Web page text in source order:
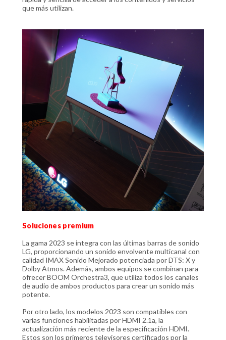
que más utilizan.
Soluciones premium
La gama 2023 se integra con las últimas barras de sonido
LG, proporcionando un sonido envolvente multicanal con
calidad IMAX Sonido Mejorado potenciada por DTS: X y
Dolby Atmos. Además, ambos equipos se combinan para
ofrecer BOOM Orchestra3, que utiliza todos los canales
de audio de ambos productos para crear un sonido más
potente.
Por otro lado, los modelos 2023 son compatibles con
varias funciones habilitadas por HDMI 2.1a, la
actualización más reciente de la especificación HDMI.
Estos son los primeros televisores certificados por la